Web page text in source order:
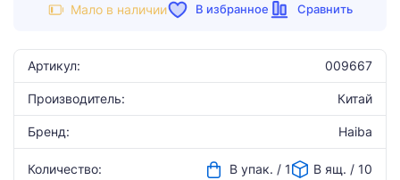
Мало в наличии В избранное Сравнить
Артикул: 009667
Производитель: Китай
Бренд: Haiba
Количество: В упак. / 1 В ящ. / 10